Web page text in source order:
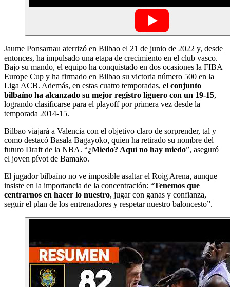
Jaume Ponsarnau aterrizó en Bilbao el 21 de junio de 2022 y, desde
entonces, ha impulsado una etapa de crecimiento en el club vasco.
Bajo su mando, el equipo ha conquistado en dos ocasiones la FIBA
Europe Cup y ha firmado en Bilbao su victoria número 500 en la
Liga ACB. Además, en estas cuatro temporadas, el conjunto
bilbaíno ha alcanzado su mejor registro liguero con un 19-15,
logrando clasificarse para el playoff por primera vez desde la
temporada 2014-15.
Bilbao viajará a Valencia con el objetivo claro de sorprender, tal y
como destacó Basala Bagayoko, quien ha retirado su nombre del
futuro Draft de la NBA. “¿Miedo? Aquí no hay miedo”, aseguró
el joven pívot de Bamako.
El jugador bilbaíno no ve imposible asaltar el Roig Arena, aunque
insiste en la importancia de la concentración: “Tenemos que
centrarnos en hacer lo nuestro, jugar con ganas y confianza,
seguir el plan de los entrenadores y respetar nuestro baloncesto”.